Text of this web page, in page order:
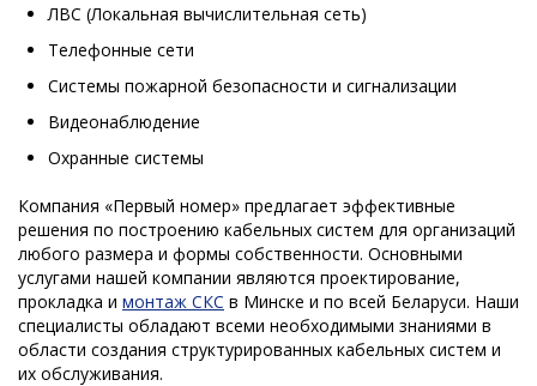
ЛВС (Локальная вычислительная сеть)
Телефонные сети
Системы пожарной безопасности и сигнализации
Видеонаблюдение
Охранные системы
Компания «Первый номер» предлагает эффективные
решения по построению кабельных систем для организаций
любого размера и формы собственности. Основными
услугами нашей компании являются проектирование,
прокладка и монтаж СКС в Минске и по всей Беларуси. Наши
специалисты обладают всеми необходимыми знаниями в
области создания структурированных кабельных систем и
их обслуживания.